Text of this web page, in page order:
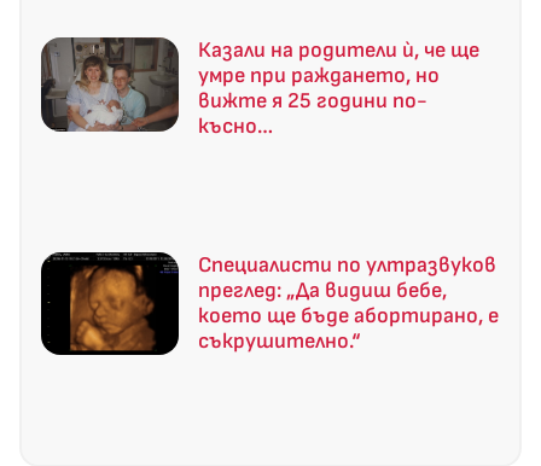
Казали на родители ѝ, че ще
умре при раждането, но
вижте я 25 години по-
късно…
Специалисти по ултразвуков
преглед: „Да видиш бебе,
което ще бъде абортирано, е
съкрушително.“